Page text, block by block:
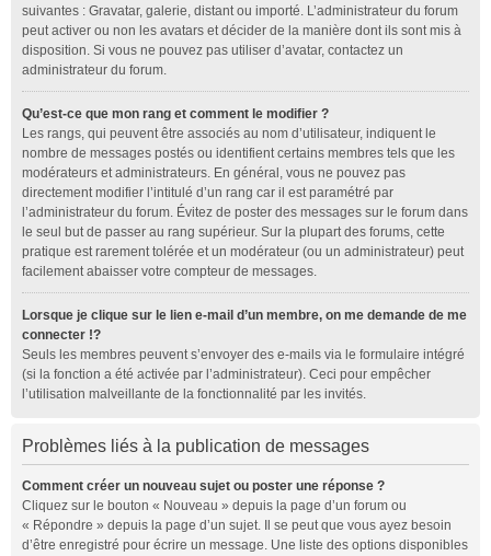
suivantes : Gravatar, galerie, distant ou importé. L’administrateur du forum
peut activer ou non les avatars et décider de la manière dont ils sont mis à
disposition. Si vous ne pouvez pas utiliser d’avatar, contactez un
administrateur du forum.
Qu’est-ce que mon rang et comment le modifier ?
Les rangs, qui peuvent être associés au nom d’utilisateur, indiquent le
nombre de messages postés ou identifient certains membres tels que les
modérateurs et administrateurs. En général, vous ne pouvez pas
directement modifier l’intitulé d’un rang car il est paramétré par
l’administrateur du forum. Évitez de poster des messages sur le forum dans
le seul but de passer au rang supérieur. Sur la plupart des forums, cette
pratique est rarement tolérée et un modérateur (ou un administrateur) peut
facilement abaisser votre compteur de messages.
Lorsque je clique sur le lien e-mail d’un membre, on me demande de me
connecter !?
Seuls les membres peuvent s’envoyer des e-mails via le formulaire intégré
(si la fonction a été activée par l’administrateur). Ceci pour empêcher
l’utilisation malveillante de la fonctionnalité par les invités.
Problèmes liés à la publication de messages
Comment créer un nouveau sujet ou poster une réponse ?
Cliquez sur le bouton « Nouveau » depuis la page d’un forum ou
« Répondre » depuis la page d’un sujet. Il se peut que vous ayez besoin
d’être enregistré pour écrire un message. Une liste des options disponibles